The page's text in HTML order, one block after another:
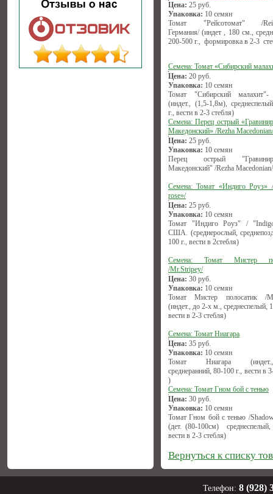
Цена: 25 руб.
Упаковка: 10 семян
Томат "Рейсотомат" /
Германия/ (индет , 180 см.,
200-500 г., формировка в 2-3
Семена: Томат «Сибирский
Цена: 20 руб.
Упаковка: 10 семян
Томат "Сибирский
(индет., (1,5-1,8м),
г., вести в 2-3 стебля)
Семена: Перец острый
Македонский» /Rezha Macedonian/
Цена: 25 руб.
Упаковка: 10 семян
Перец острый
Македонский" /Rezha Macedonian/
Семена: Томат «Индиго Роуз»
rose»/
Цена: 25 руб.
Упаковка: 10 семян
Томат "Индиго Роуз" /
США. (среднерослый,
100 г., вести в 2стебля)
Семена: Томат Мистер
/Mr.Stripey/
Цена: 30 руб.
Упаковка: 10 семян
Томат Мистер полосатик /
(индет., до 2-х м., среднеспелый,
вести в 2-3 стебля)
Семена: Томат Ниагара
Цена: 35 руб.
Упаковка: 10 семян
Томат Ниагара
среднеранний, 80-100 г., вести в
)
Семена: Томат Гном бой с тенью
Цена: 30 руб.
Упаковка: 10 семян
Томат Гном бой с тенью /
(дет. (80-100см)
вести в 2-3 стебля)
Вернуться к списку
Телефон: 8 (928)